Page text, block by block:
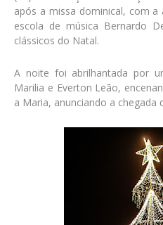
após a missa dominical, com
escola de música Bernardo
clássicos do Natal.
A noite foi abrilhantada por
Marilia e Everton Leão,
a Maria, anunciando a chegada